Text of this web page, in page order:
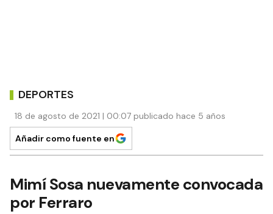
DEPORTES
18 de agosto de 2021 | 00:07 publicado hace 5 años
Añadir como fuente en
Mimí Sosa nuevamente convocada
por Ferraro